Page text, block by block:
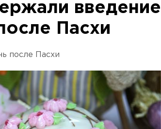
введение
Пасхи
после Пасхи